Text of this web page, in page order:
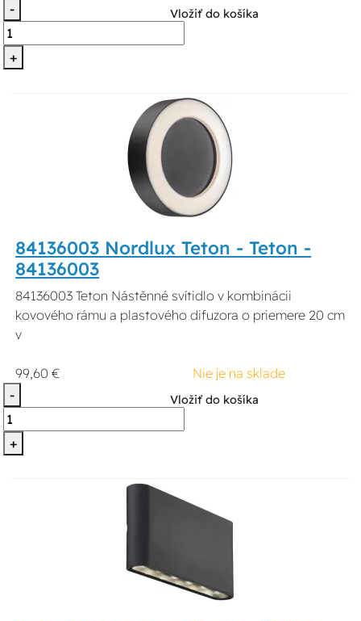
-
+
Vložiť do košíka
84136003 Nordlux Teton - Teton -
84136003
84136003 Teton Nástěnné svítidlo v kombinácii
kovového rámu a plastového difuzora o priemere 20 cm
v
99,60 €
Nie je na sklade
-
+
Vložiť do košíka